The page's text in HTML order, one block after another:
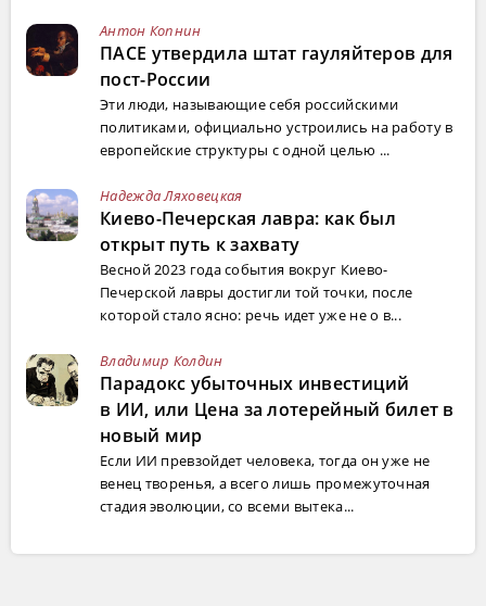
Антон Копнин
ПАСЕ утвердила штат гауляйтеров для
пост-России
Эти люди, называющие себя российскими
политиками, официально устроились на работу в
европейские структуры с одной целью ...
Надежда Ляховецкая
Киево-Печерская лавра: как был
открыт путь к захвату
Весной 2023 года события вокруг Киево-
Печерской лавры достигли той точки, после
которой стало ясно: речь идет уже не о в...
Владимир Колдин
Парадокс убыточных инвестиций
в ИИ, или Цена за лотерейный билет в
новый мир
Если ИИ превзойдет человека, тогда он уже не
венец творенья, а всего лишь промежуточная
стадия эволюции, со всеми вытека...